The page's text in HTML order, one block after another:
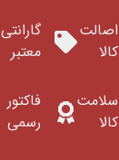
اصالت
کالا
سلامت
کالا
گارانتی
معتبر
فاکتور
رسمی